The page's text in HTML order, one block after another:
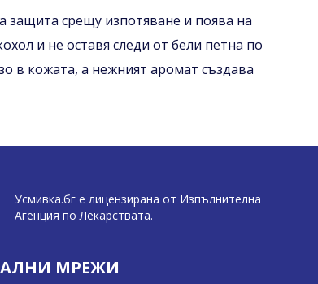
защита срещу изпотяване и поява на
и не оставя следи от бели петна по
в кожата, а нежният аромат създава
Усмивка.бг е лицензирана от Изпълнителна
Агенция по Лекарствата.
МРЕЖИ